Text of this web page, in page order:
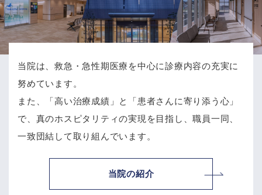
当院は、救急・急性期医療を中心に診療内容の充実に
努めています。
また、「高い治療成績」と「患者さんに寄り添う心」
で、 真のホスピタリティの実現を目指し、職員一同、
一致団結して取り組んでいます。
当院の紹介